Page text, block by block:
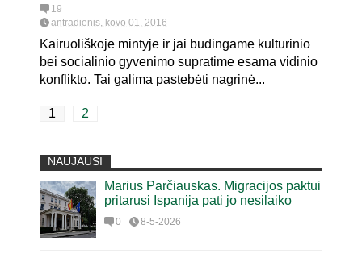
19
antradienis, kovo 01, 2016
Kairuoliškoje mintyje ir jai būdingame kultūrinio
bei socialinio gyvenimo supratime esama vidinio
konflikto. Tai galima pastebėti nagrinė...
1 2
NAUJAUSI
Marius Parčiauskas. Migracijos paktui
pritarusi Ispanija pati jo nesilaiko
0 8-5-2026